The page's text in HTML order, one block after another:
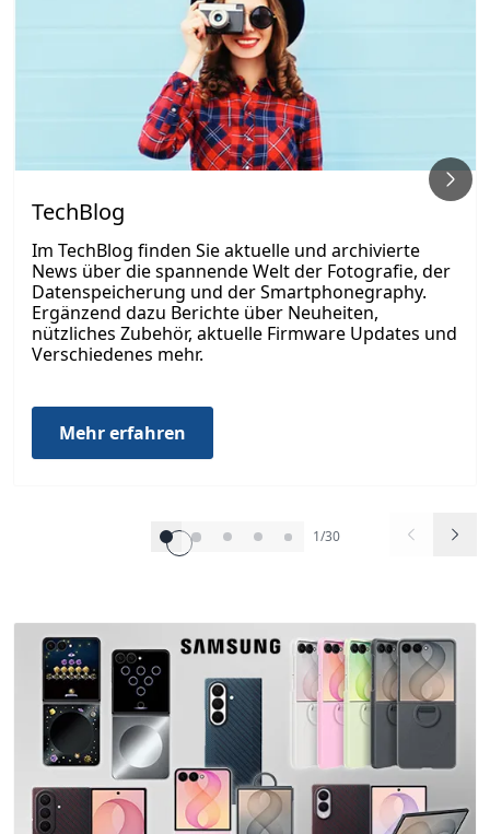
TechBlog
Im TechBlog finden Sie aktuelle und archivierte
News über die spannende Welt der Fotografie, der
Datenspeicherung und der Smartphonegraphy.
Ergänzend dazu Berichte über Neuheiten,
nützliches Zubehör, aktuelle Firmware Updates und
Verschiedenes mehr.
Mehr erfahren
1/30